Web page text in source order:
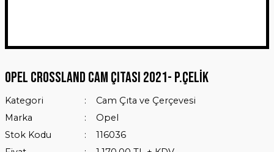
Opel Crossland Cam Çıtası 2021- P.Çelik
Kategori
Cam Çıta ve Çerçevesi
Marka
Opel
Stok Kodu
116036